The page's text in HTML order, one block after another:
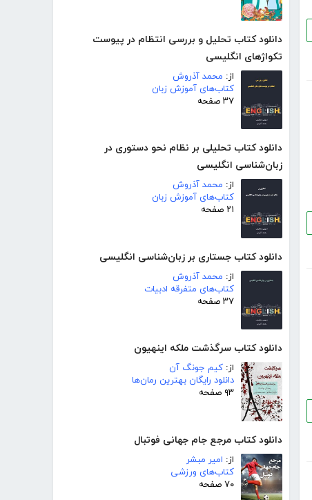
دانلود کتاب تحلیل و بررسی انتظام در پیوست
تکواژهای انگلیسی
از: محمد آذروش
کتاب‌های آموزش زبان
۳۷ صفحه
دانلود کتاب تحلیلی بر نظام نحو دستوری در
زبان‌شناسی انگلیسی
از: محمد آذروش
کتاب‌های آموزش زبان
۲۱ صفحه
دانلود کتاب جستاری بر زبان‌شناسی انگلیسی
از: محمد آذروش
کتاب‌های متفرقه ادبیات
۳۷ صفحه
دانلود کتاب سرگذشت ملکه اینهیون
از: کیم جونگ آن
دانلود رایگان بهترین رمان‌ها
۹۳ صفحه
دانلود کتاب مرجع جام جهانی فوتبال
از: امیر مبشر
کتاب‌های ورزشی
۷۰ صفحه